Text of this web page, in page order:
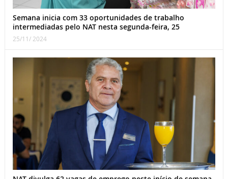
Semana inicia com 33 oportunidades de trabalho
intermediadas pelo NAT nesta segunda-feira, 25
25/11/ 2024